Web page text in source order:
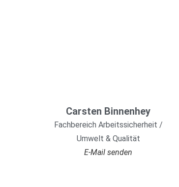
Carsten Binnenhey
Fachbereich Arbeitssicherheit /
Umwelt & Qualität
E-Mail senden